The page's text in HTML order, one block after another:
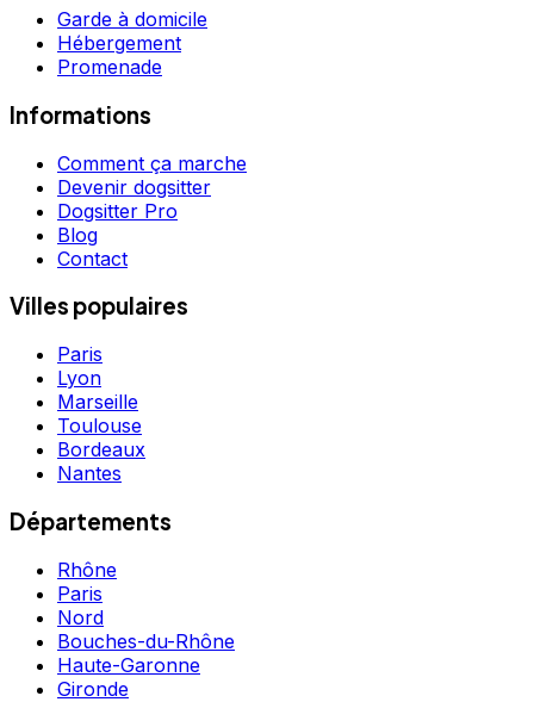
Garde à domicile
Hébergement
Promenade
Informations
Comment ça marche
Devenir dogsitter
Dogsitter Pro
Blog
Contact
Villes populaires
Paris
Lyon
Marseille
Toulouse
Bordeaux
Nantes
Départements
Rhône
Paris
Nord
Bouches-du-Rhône
Haute-Garonne
Gironde